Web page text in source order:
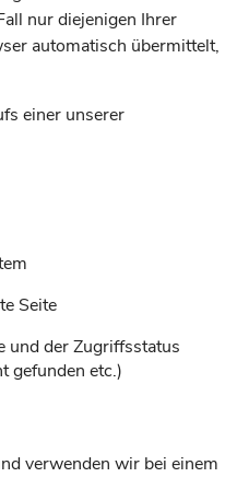
nur diejenigen Ihrer
automatisch übermittelt,
einer unserer
Seite
und der Zugriffsstatus
gefunden etc.)
verwenden wir bei einem